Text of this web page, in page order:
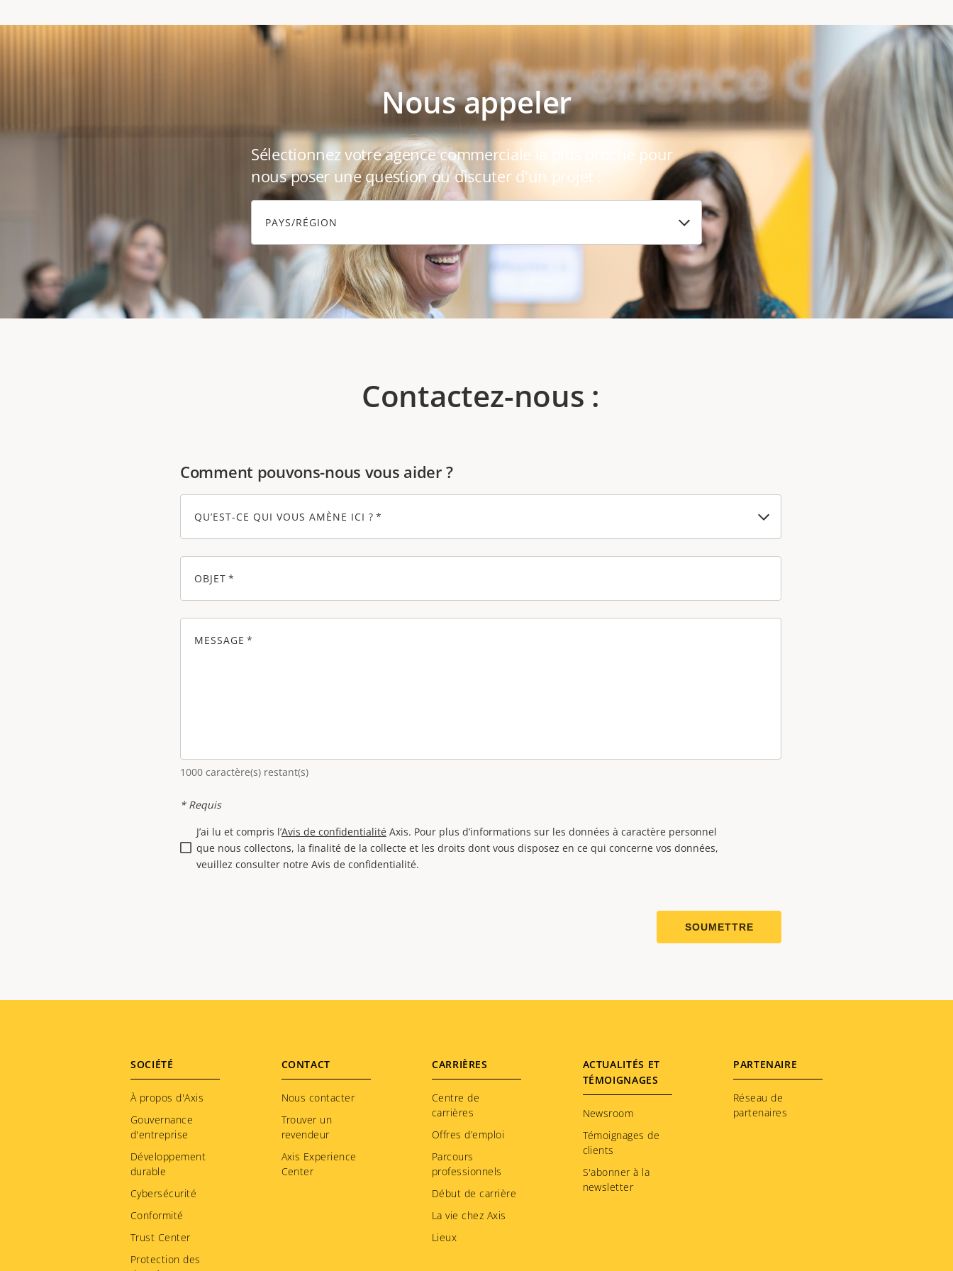
Nous appeler
Sélectionnez votre agence commerciale la plus proche pour
nous poser une question ou discuter d'un projet :
PAYS/RÉGION
Contactez-nous :
Comment pouvons-nous vous aider ?
QU’EST-CE QUI VOUS AMÈNE ICI ?
OBJET
MESSAGE
1000 caractère(s) restant(s)
* Requis
J’ai lu et compris l’Avis de confidentialité Axis. Pour plus d’informations sur les données à caractère personnel
que nous collectons, la finalité de la collecte et les droits dont vous disposez en ce qui concerne vos données,
veuillez consulter notre Avis de confidentialité.
Footer
menu
SOCIÉTÉ
À propos d'Axis
Gouvernance
d'entreprise
Développement
durable
Cybersécurité
Conformité
Trust Center
Protection des
CONTACT
Nous contacter
Trouver un
revendeur
Axis Experience
Center
CARRIÈRES
Centre de
carrières
Offres d’emploi
Parcours
professionnels
Début de carrière
La vie chez Axis
Lieux
ACTUALITÉS ET
TÉMOIGNAGES
Newsroom
Témoignages de
clients
S'abonner à la
newsletter
PARTENAIRE
Réseau de
partenaires